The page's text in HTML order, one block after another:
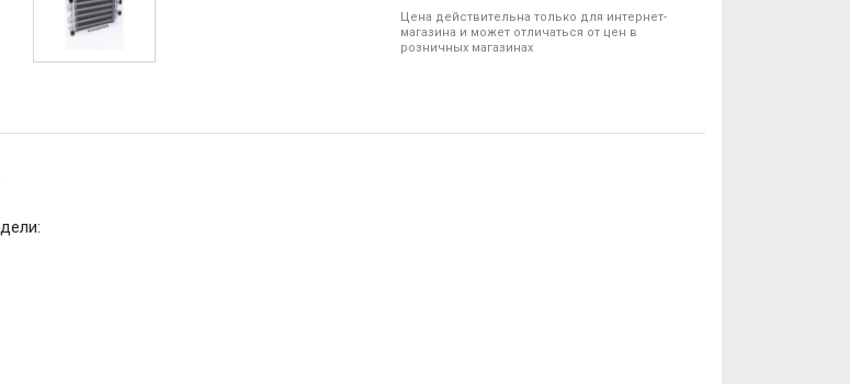
Цена действительна только для интернет-
магазина и может отличаться от цен в
розничных магазинах